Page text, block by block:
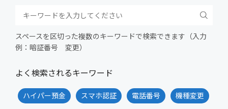
スペースを区切った複数のキーワードで検索できます（入力
例：暗証番号 変更）
よく検索されるキーワード
ハイパー預金 スマホ認証 電話番号 機種変更